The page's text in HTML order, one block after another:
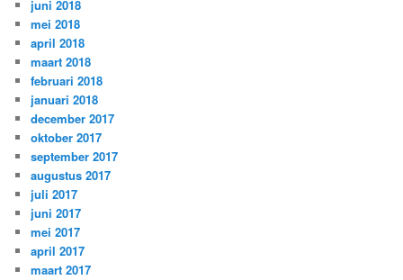
juni 2018
mei 2018
april 2018
maart 2018
februari 2018
januari 2018
december 2017
oktober 2017
september 2017
augustus 2017
juli 2017
juni 2017
mei 2017
april 2017
maart 2017